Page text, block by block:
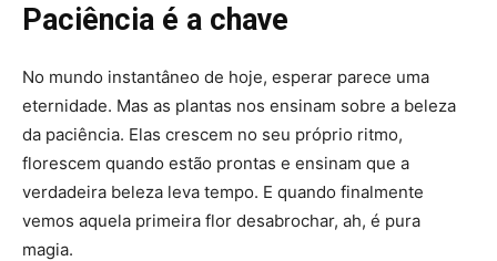
Paciência é a chave
No mundo instantâneo de hoje, esperar parece uma
eternidade. Mas as plantas nos ensinam sobre a beleza
da paciência. Elas crescem no seu próprio ritmo,
florescem quando estão prontas e ensinam que a
verdadeira beleza leva tempo. E quando finalmente
vemos aquela primeira flor desabrochar, ah, é pura
magia.